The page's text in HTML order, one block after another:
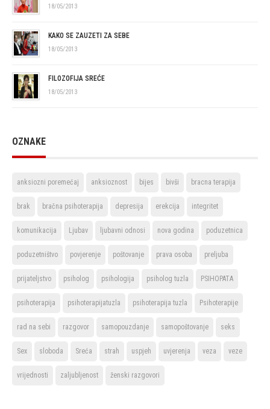
18/05/2013
KAKO SE ZAUZETI ZA SEBE
18/05/2013
FILOZOFIJA SREĆE
18/05/2013
OZNAKE
anksiozni poremećaj anksioznost bijes bivši bracna terapija
brak bračna psihoterapija depresija erekcija integritet
komunikacija Ljubav ljubavni odnosi nova godina poduzetnica
poduzetništvo povjerenje poštovanje prava osoba preljuba
prijateljstvo psiholog psihologija psiholog tuzla PSIHOPATA
psihoterapija psihoterapijatuzla psihoterapija tuzla Psihoterapije
rad na sebi razgovor samopouzdanje samopoštovanje seks
Sex sloboda Sreća strah uspjeh uvjerenja veza veze
vrijednosti zaljubljenost ženski razgovori